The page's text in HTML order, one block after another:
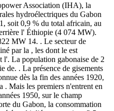
Association (IHA), la
hydroélectriques du Gabon
soit 0,9 % du total africain, au
l' Éthiopie (4 074 MW).
MW 14. . Le secteur de
par la , les dont le est
l'. La population gabonaise de 2
de. . La présence de gisements
dès la fin des années 1920,
. Mais les premiers n'entrent en
1950, sur le champ
du Gabon, la consommation